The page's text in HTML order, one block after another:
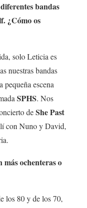
bandas
¿Cómo os
solo Leticia es
nuestras bandas
pequeña escena
SPHS. Nos
deShe Past
con Nuno y David,
ochenteras o
los 80 y de los 70,